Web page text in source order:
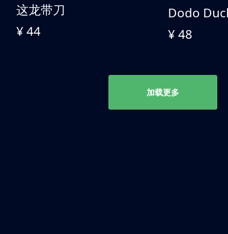
这龙带刀
¥ 44
Dodo
¥ 48
加载更多